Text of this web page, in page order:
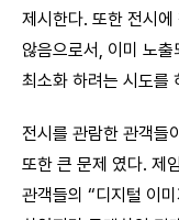
제시한다. 또한 전시
않음으로서, 이미 노
최소화 하려는 시도를
전시를 관람한 관객들
또한 큰 문제 였다. 제
관객들의 “디지털 이